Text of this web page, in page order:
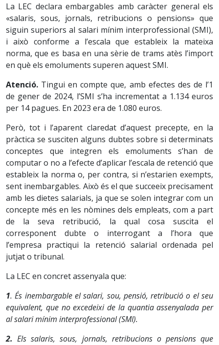
La LEC declara embargables amb caràcter general els
«salaris, sous, jornals, retribucions o pensions» que
siguin superiors al salari mínim interprofessional (SMI),
i això conforme a l’escala que estableix la mateixa
norma, que es basa en una sèrie de trams atès l’import
en què els emoluments superen aquest SMI.
Atenció. Tingui en compte que, amb efectes des de l’1
de gener de 2024, l’SMI s’ha incrementat a 1.134 euros
per 14 pagues. En 2023 era de 1.080 euros.
Però, tot i l’aparent claredat d’aquest precepte, en la
pràctica se susciten alguns dubtes sobre si determinats
conceptes que integren els emoluments s’han de
computar o no a l’efecte d’aplicar l’escala de retenció que
estableix la norma o, per contra, si n’estarien exempts,
sent inembargables. Això és el que succeeix precisament
amb les dietes salarials, ja que se solen integrar com un
concepte més en les nòmines dels empleats, com a part
de la seva retribució, la qual cosa suscita el
corresponent dubte o interrogant a l’hora que
l’empresa practiqui la retenció salarial ordenada pel
jutjat o tribunal.
La LEC en concret assenyala que:
1. És inembargable el salari, sou, pensió, retribució o el seu
equivalent, que no excedeixi de la quantia assenyalada per
al salari mínim interprofessional (SMI).
2. Els salaris, sous, jornals, retribucions o pensions que